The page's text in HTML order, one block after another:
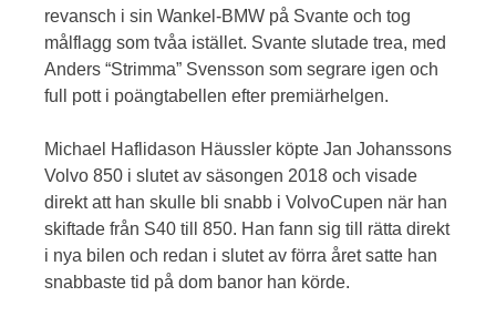
revansch i sin Wankel-BMW på Svante och tog
målflagg som tvåa istället. Svante slutade trea, med
Anders “Strimma” Svensson som segrare igen och
full pott i poängtabellen efter premiärhelgen.
Michael Haflidason Häussler köpte Jan Johanssons
Volvo 850 i slutet av säsongen 2018 och visade
direkt att han skulle bli snabb i VolvoCupen när han
skiftade från S40 till 850. Han fann sig till rätta direkt
i nya bilen och redan i slutet av förra året satte han
snabbaste tid på dom banor han körde.